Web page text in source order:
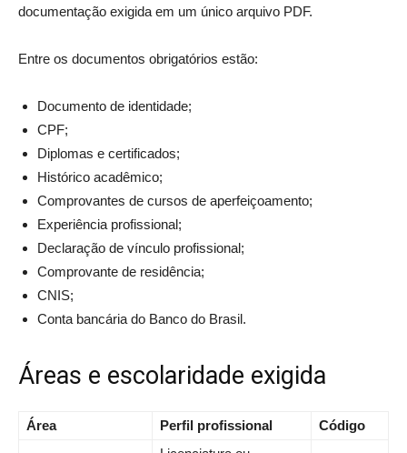
documentação exigida em um único arquivo PDF.
Entre os documentos obrigatórios estão:
Documento de identidade;
CPF;
Diplomas e certificados;
Histórico acadêmico;
Comprovantes de cursos de aperfeiçoamento;
Experiência profissional;
Declaração de vínculo profissional;
Comprovante de residência;
CNIS;
Conta bancária do Banco do Brasil.
Áreas e escolaridade exigida
Área Perfil profissional Código